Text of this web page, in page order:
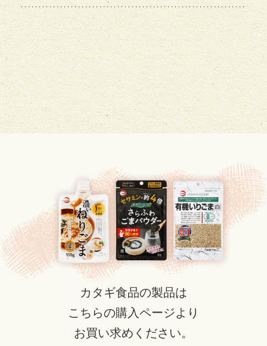
カタギ食品の製品は
こちらの購入ページより
お買い求めください。